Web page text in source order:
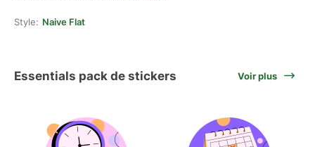
Style: Naive Flat
Essentials pack de stickers Voir plus